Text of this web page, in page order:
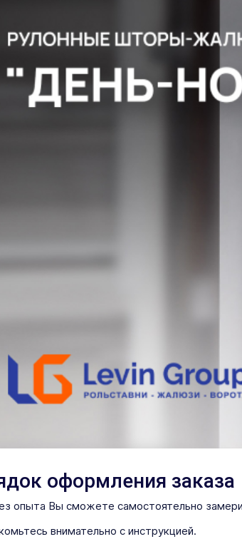
оформления заказа
опыта Вы сможете самостоятельно
внимательно с инструкцией.